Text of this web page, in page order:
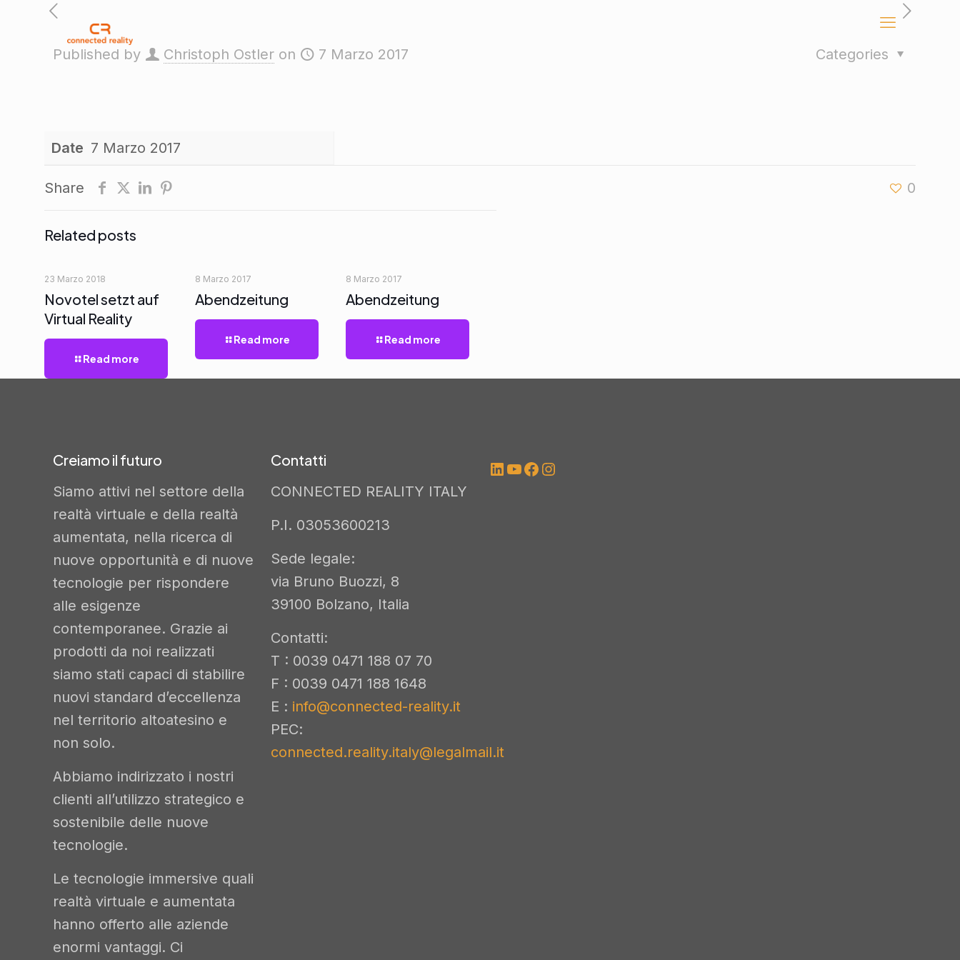
Published by Christoph Ostler on 7 Marzo 2017 Categories
Date 7 Marzo 2017
Share 0
Related posts
23 Marzo 2018
Novotel setzt auf
Virtual Reality
Read more
8 Marzo 2017
Abendzeitung
Read more
8 Marzo 2017
Abendzeitung
Read more
Creiamo il futuro
Siamo attivi nel settore della
realtà virtuale e della realtà
aumentata, nella ricerca di
nuove opportunità e di nuove
tecnologie per rispondere
alle esigenze
contemporanee. Grazie ai
prodotti da noi realizzati
siamo stati capaci di stabilire
nuovi standard d’eccellenza
nel territorio altoatesino e
non solo.
Abbiamo indirizzato i nostri
clienti all’utilizzo strategico e
sostenibile delle nuove
tecnologie.
Le tecnologie immersive quali
realtà virtuale e aumentata
hanno offerto alle aziende
enormi vantaggi. Ci
Contatti
CONNECTED REALITY ITALY
P.I. 03053600213
Sede legale:
via Bruno Buozzi, 8
39100 Bolzano, Italia
Contatti:
T : 0039 0471 188 07 70
F : 0039 0471 188 1648
E : info@connected-reality.it
PEC:
connected.reality.italy@legalmail.it
LinkedIn
YouTube
Facebook
Instagram